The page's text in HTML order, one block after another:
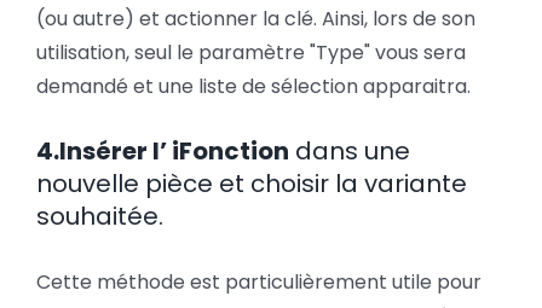
(ou autre) et actionner la clé. Ainsi, lors de son
utilisation, seul le paramètre "Type" vous sera
demandé et une liste de sélection apparaitra.
4.Insérer l’ iFonction dans une
nouvelle pièce et choisir la variante
souhaitée.
Cette méthode est particulièrement utile pour